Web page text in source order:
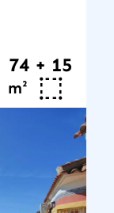
74 + 15
m²